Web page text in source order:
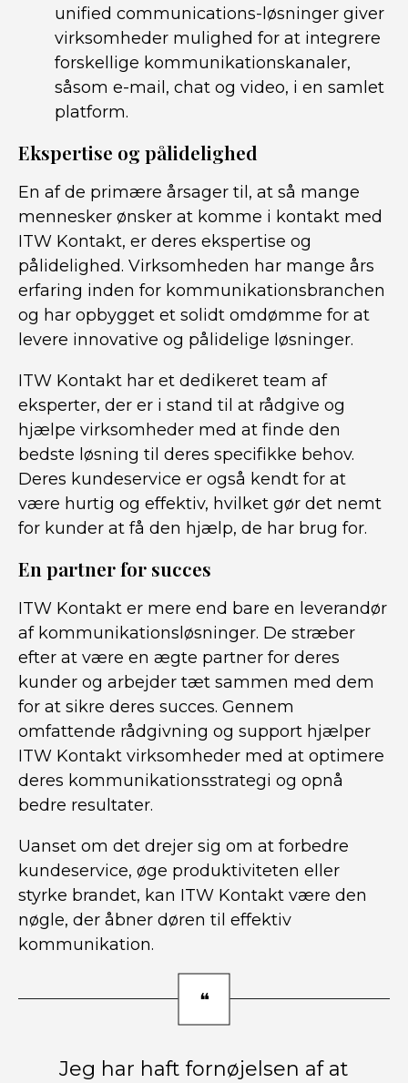
unified communications-løsninger giver
virksomheder mulighed for at integrere
forskellige kommunikationskanaler,
såsom e-mail, chat og video, i en samlet
platform.
Ekspertise og pålidelighed
En af de primære årsager til, at så mange
mennesker ønsker at komme i kontakt med
ITW Kontakt, er deres ekspertise og
pålidelighed. Virksomheden har mange års
erfaring inden for kommunikationsbranchen
og har opbygget et solidt omdømme for at
levere innovative og pålidelige løsninger.
ITW Kontakt har et dedikeret team af
eksperter, der er i stand til at rådgive og
hjælpe virksomheder med at finde den
bedste løsning til deres specifikke behov.
Deres kundeservice er også kendt for at
være hurtig og effektiv, hvilket gør det nemt
for kunder at få den hjælp, de har brug for.
En partner for succes
ITW Kontakt er mere end bare en leverandør
af kommunikationsløsninger. De stræber
efter at være en ægte partner for deres
kunder og arbejder tæt sammen med dem
for at sikre deres succes. Gennem
omfattende rådgivning og support hjælper
ITW Kontakt virksomheder med at optimere
deres kommunikationsstrategi og opnå
bedre resultater.
Uanset om det drejer sig om at forbedre
kundeservice, øge produktiviteten eller
styrke brandet, kan ITW Kontakt være den
nøgle, der åbner døren til effektiv
kommunikation.
Jeg har haft fornøjelsen af at